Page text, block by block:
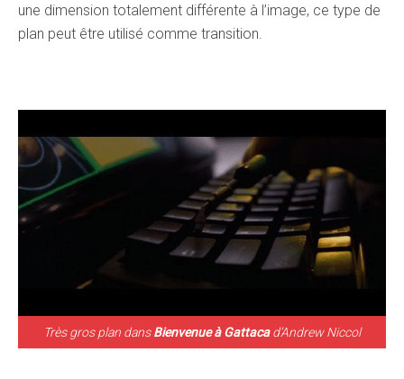
une dimension totalement différente à l’image, ce type de
plan peut être utilisé comme transition.
Très gros plan dansBienvenue à Gattacad’Andrew Niccol